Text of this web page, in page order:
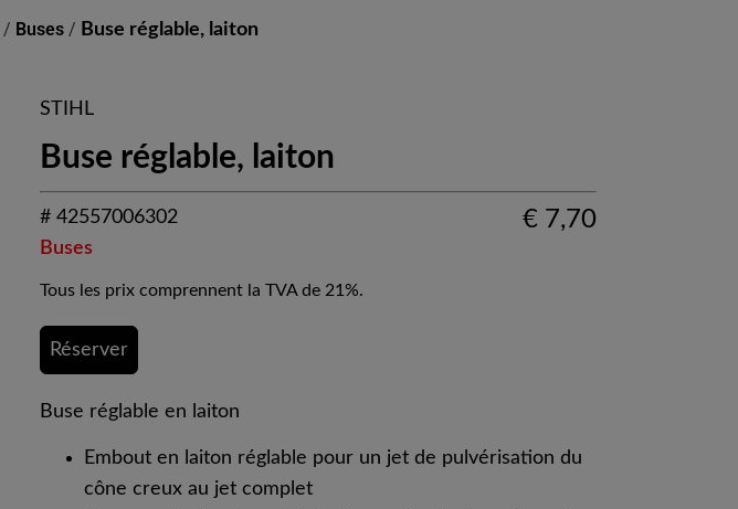
/ Buses / Buse réglable, laiton
STIHL
Buse réglable, laiton
# 42557006302
Buses
€ 7,70
Tous les prix comprennent la TVA de 21%.
Réserver
Buse réglable en laiton
Embout en laiton réglable pour un jet de pulvérisation du
cône creux au jet complet